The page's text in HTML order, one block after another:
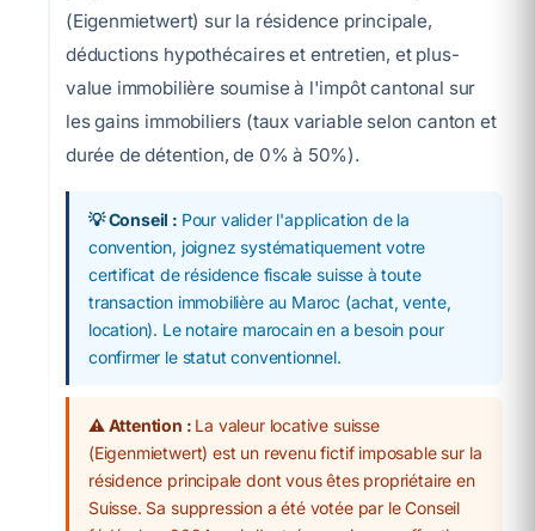
(Eigenmietwert) sur la résidence principale,
déductions hypothécaires et entretien, et plus-
value immobilière soumise à l'impôt cantonal sur
les gains immobiliers (taux variable selon canton et
durée de détention, de 0% à 50%).
💡 Conseil : Pour valider l'application de la
convention, joignez systématiquement votre
certificat de résidence fiscale suisse à toute
transaction immobilière au Maroc (achat, vente,
location). Le notaire marocain en a besoin pour
confirmer le statut conventionnel.
⚠️ Attention : La valeur locative suisse
(Eigenmietwert) est un revenu fictif imposable sur la
résidence principale dont vous êtes propriétaire en
Suisse. Sa suppression a été votée par le Conseil